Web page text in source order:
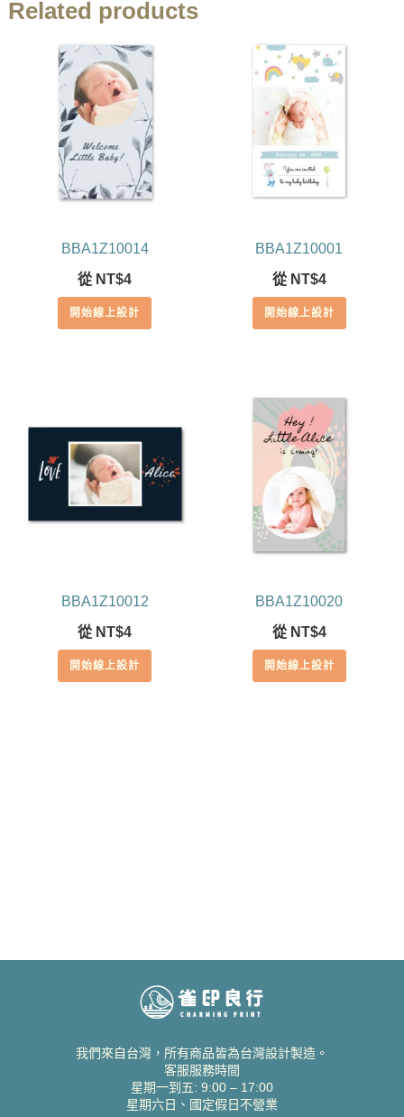
Related products
BBA1Z10014
從 NT$4
開始線上設計
BBA1Z10001
從 NT$4
開始線上設計
BBA1Z10012
從 NT$4
開始線上設計
BBA1Z10020
從 NT$4
開始線上設計
我們來自台灣，所有商品皆為台灣設計製造。
客服服務時間
星期一到五: 9:00 – 17:00
星期六日、國定假日不營業